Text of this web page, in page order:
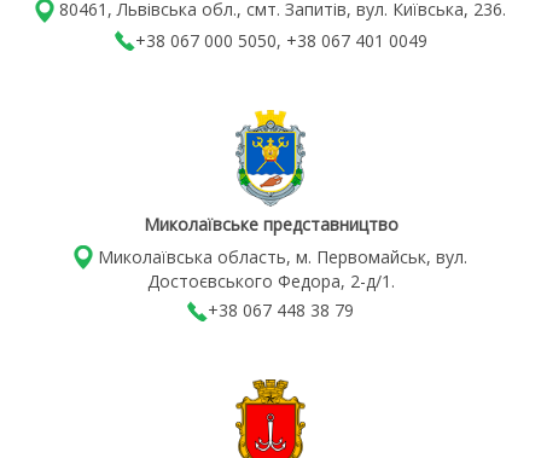
80461, Львівська обл., смт. Запитів, вул. Київська, 236.
+38 067 000 5050, +38 067 401 0049
Миколаївське представництво
Миколаївська область, м. Первомайськ, вул.
Достоєвського Федора, 2-д/1.
+38 067 448 38 79